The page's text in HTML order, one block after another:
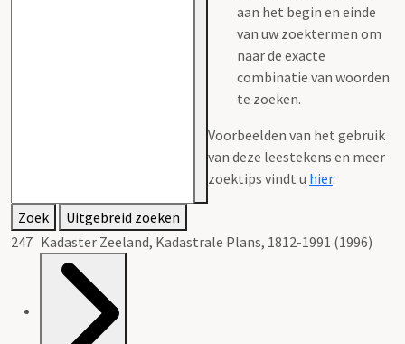
aan het begin en einde
van uw zoektermen om
naar de exacte
combinatie van woorden
te zoeken.
Voorbeelden van het gebruik
van deze leestekens en meer
zoektips vindt u hier.
Zoek
Uitgebreid zoeken
247 Kadaster Zeeland, Kadastrale Plans, 1812-1991 (1996)